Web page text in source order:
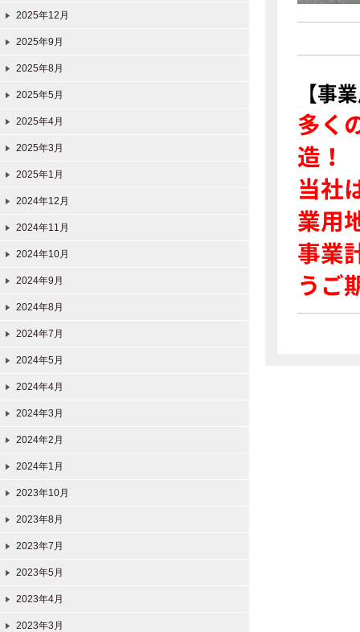
【事
多く
造！
当社
業用
事業
うご
2025年12月
2025年9月
2025年8月
2025年5月
2025年4月
2025年3月
2025年1月
2024年12月
2024年11月
2024年10月
2024年9月
2024年8月
2024年7月
2024年5月
2024年4月
2024年3月
2024年2月
2024年1月
2023年10月
2023年8月
2023年7月
2023年5月
2023年4月
2023年3月